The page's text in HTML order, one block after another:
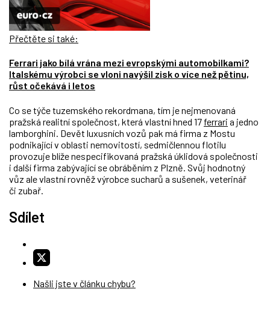
Přečtěte si také:
Ferrari jako bílá vrána mezi evropskými automobilkami?
Italskému výrobci se vloni navýšil zisk o více než pětinu,
růst očekává i letos
Co se týče tuzemského rekordmana, tím je nejmenovaná
pražská realitní společnost, která vlastní hned 17 ferrari a jedno
lamborghini. Devět luxusních vozů pak má firma z Mostu
podnikající v oblasti nemovitostí, sedmičlennou flotilu
provozuje blíže nespecifikovaná pražská úklidová společnosti
i další firma zabývající se obráběním z Plzně. Svůj hodnotný
vůz ale vlastní rovněž výrobce sucharů a sušenek, veterinář
či zubař.
Sdílet
Našli jste v článku chybu?